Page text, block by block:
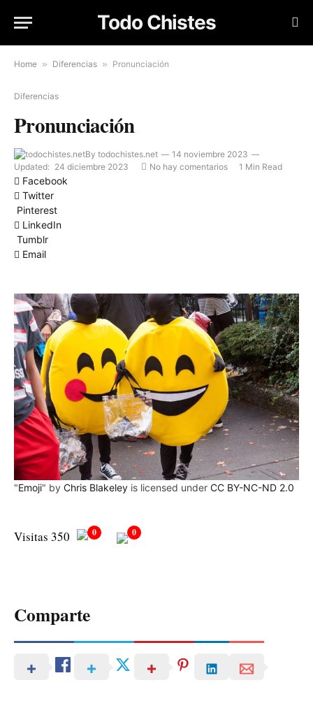
Todo Chistes
Home » Diferencias » Pronunciación
Diferencias
Pronunciación
By todochistes.net
14 noviembre 2023
Updated: 24 diciembre 2023 No hay comentarios 1 Min Read
Facebook
Twitter
Pinterest
LinkedIn
Tumblr
Email
"Emoji" by Chris Blakeley is licensed under CC BY-NC-ND 2.0
Visitas 350 0 0
Comparte